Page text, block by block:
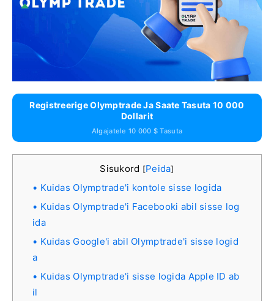
Registreerige Olymptrade Ja Saate Tasuta 10 000
Dollarit
Algajatele 10 000 $ Tasuta
Sisukord [Peida]
Kuidas Olymptrade'i kontole sisse logida
Kuidas Olymptrade'i Facebooki abil sisse log
ida
Kuidas Google'i abil Olymptrade'i sisse logid
a
Kuidas Olymptrade'i sisse logida Apple ID ab
il